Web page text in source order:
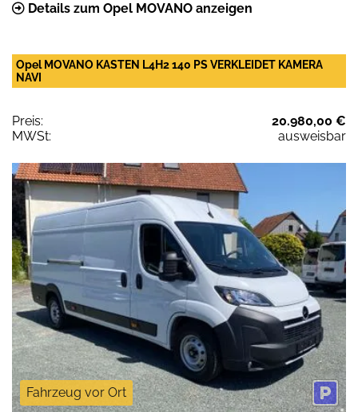
Details zum Opel MOVANO anzeigen
Opel MOVANO KASTEN L4H2 140 PS VERKLEIDET KAMERA
NAVI
Preis:
20.980,00 €
MWSt:
ausweisbar
Fahrzeug vor Ort